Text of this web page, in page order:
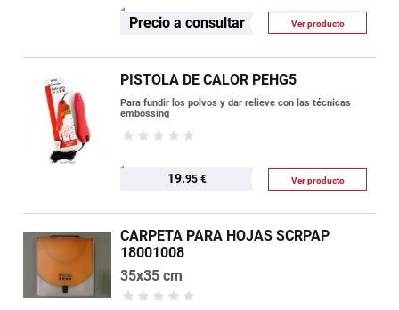
Precio a consultar Ver producto
PISTOLA DE CALOR PEHG5
Para fundir los polvos y dar relieve con las técnicas
embossing
19.95 € Ver producto
CARPETA PARA HOJAS SCRPAP
18001008
35x35 cm